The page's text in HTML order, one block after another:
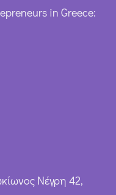
in Greece:
Νέγρη 42,